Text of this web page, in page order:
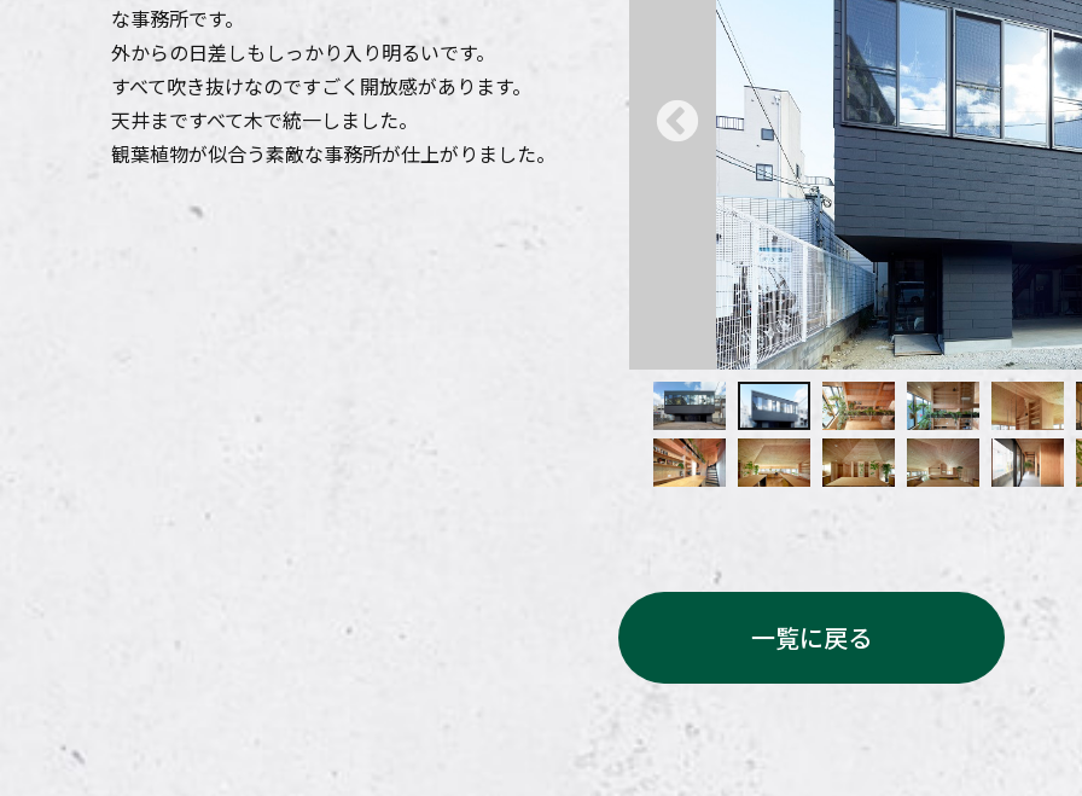
な事務所です。
外からの日差しもしっかり入り明るいです。
すべて吹き抜けなのですごく開放感があります。
天井まですべて木で統一しました。
観葉植物が似合う素敵な事務所が仕上がりました。
一覧に戻る